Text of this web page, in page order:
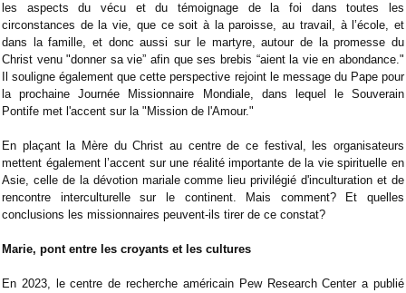
les aspects du vécu et du témoignage de la foi dans toutes les
circonstances de la vie, que ce soit à la paroisse, au travail, à l’école, et
dans la famille, et donc aussi sur le martyre, autour de la promesse du
Christ venu "donner sa vie” afin que ses brebis “aient la vie en abondance."
Il souligne également que cette perspective rejoint le message du Pape pour
la prochaine Journée Missionnaire Mondiale, dans lequel le Souverain
Pontife met l'accent sur la "Mission de l'Amour."
En plaçant la Mère du Christ au centre de ce festival, les organisateurs
mettent également l’accent sur une réalité importante de la vie spirituelle en
Asie, celle de la dévotion mariale comme lieu privilégié d'inculturation et de
rencontre interculturelle sur le continent. Mais comment? Et quelles
conclusions les missionnaires peuvent-ils tirer de ce constat?
Marie, pont entre les croyants et les cultures
En 2023, le centre de recherche américain Pew Research Center a publié